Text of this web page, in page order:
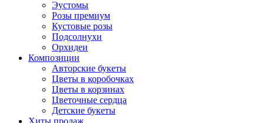
Эустомы
Розы премиум
Кустовые розы
Подсолнухи
Орхидеи
Композиции
Авторские букеты
Цветы в коробочках
Цветы в корзинах
Цветочные сердца
Детские букеты
Хиты продаж